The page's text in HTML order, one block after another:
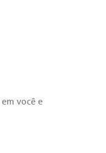
em você e